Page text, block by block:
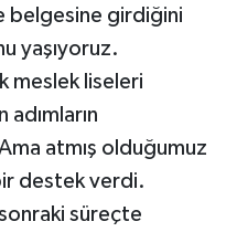
belgesine girdiğini
yaşıyoruz.
meslek liseleri
adımların
atmış olduğumuz
destek verdi.
sonraki süreçte